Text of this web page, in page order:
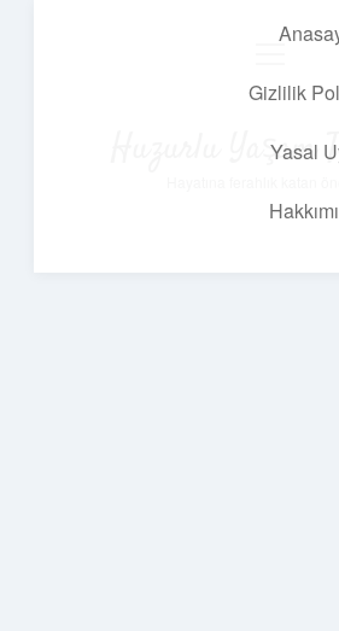
Gizlilik
Yasal
Huzurlu Yaşam